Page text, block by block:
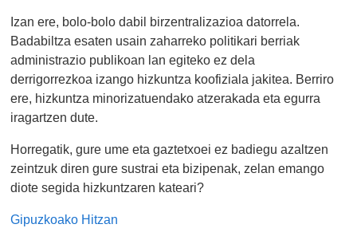
Izan ere, bolo-bolo dabil birzentralizazioa datorrela.
Badabiltza esaten usain zaharreko politikari berriak
administrazio publikoan lan egiteko ez dela
derrigorrezkoa izango hizkuntza koofiziala jakitea. Berriro
ere, hizkuntza minorizatuendako atzerakada eta egurra
iragartzen dute.
Horregatik, gure ume eta gaztetxoei ez badiegu azaltzen
zeintzuk diren gure sustrai eta bizipenak, zelan emango
diote segida hizkuntzaren kateari?
Gipuzkoako Hitzan